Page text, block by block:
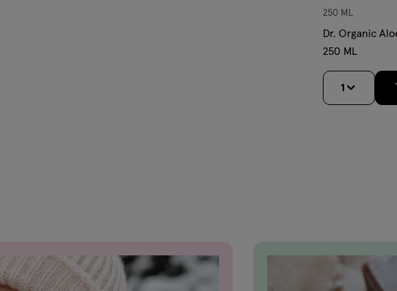
250 ML
Dr. Organic
250 ML
1